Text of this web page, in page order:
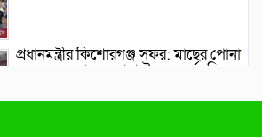
প্রধানমন্ত্রীর কিশোরগঞ্জ সফর: মাছের পোনা
অবমুক্তসহ থাকছে নানা উন্নয়ন কর্মসূচি